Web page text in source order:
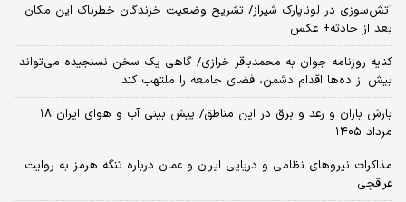
آتش‌سوزی در لوناپارک شیراز/ تشریح وضعیت خزندگان خطرناک این مکان
بعد از حادثه+ عکس
کنایه روزنامه جوان به محمدباقر خرازی/ گاهی یک سخن نسنجیده می‌تواند
بیش از ده‌ها اقدام دشمن، فضای جامعه را ملتهب کند
بارش باران و رعد و برق در این مناطق/ پیش بینی آب و هوای ایران ۱۸
مرداد ۱۴۰۵
مذاکرات نیروهای نظامی و دریایی ایران و عمان درباره تنگه هرمز به روایت
عراقچی